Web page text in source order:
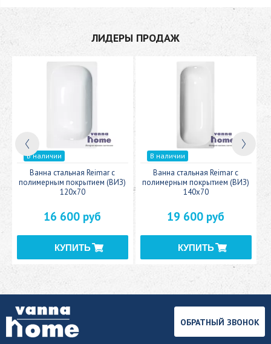
ЛИДЕРЫ ПРОДАЖ
В наличии
Ванна стальная Reimar с
полимерным покрытием (ВИЗ)
120x70
16 600 руб
В наличии
Ванна стальная Reimar с
полимерным покрытием (ВИЗ)
140x70
19 600 руб
ОБРАТНЫЙ ЗВОНОК